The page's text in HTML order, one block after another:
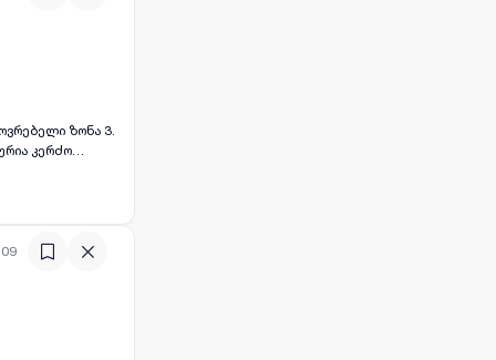
ზონა 3.
კერძო